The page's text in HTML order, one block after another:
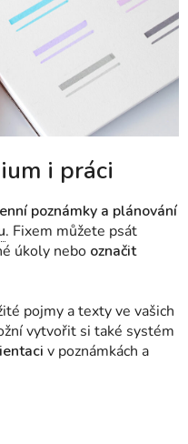
i práci
poznámky a plánování
. Fixem můžete psát
úkoly nebo označit
pojmy a texty ve vašich
vytvořit si také systém
v poznámkách a